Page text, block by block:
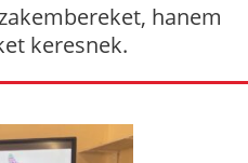
hanem
keresnek.